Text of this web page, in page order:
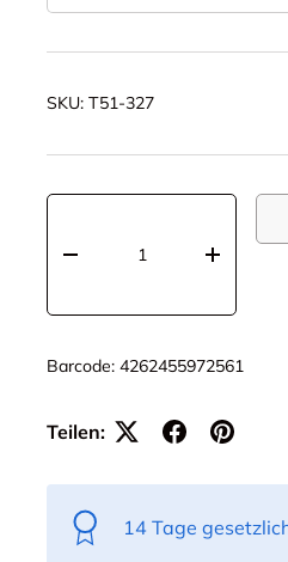
laden
Galerieansicht laden
Bild 8 in Galerieansicht laden
Bild 9 in
SKU: T51-327
Anzahl
- +
Barcode: 4262455972561
Teilen:
14 Tage